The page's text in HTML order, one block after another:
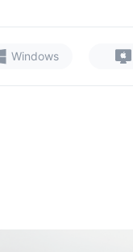
Windows